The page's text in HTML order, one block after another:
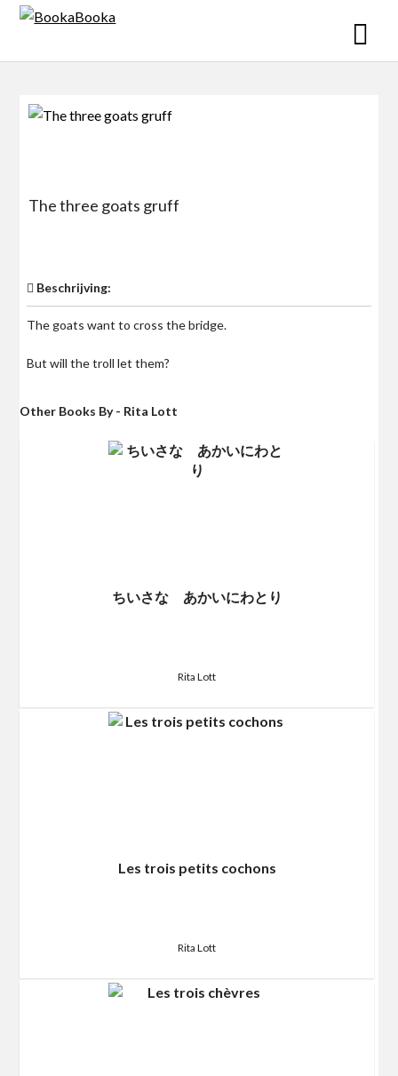
Skip
The three goats gruff
Beschrijving:
The goats want to cross the bridge.
But will the troll let them?
Other Books By - Rita Lott
ちいさな あかいにわとり
Rita Lott
Les trois petits cochons
Rita Lott